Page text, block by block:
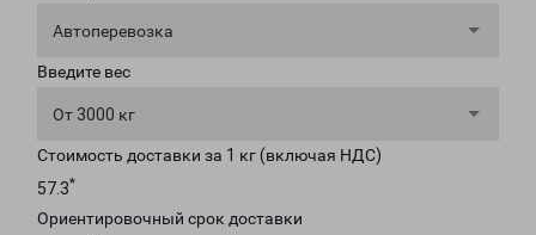
Автоперевозка
Введите вес
От 3000 кг
Стоимость доставки за 1 кг (включая НДС)
57.3*
Ориентировочный срок доставки